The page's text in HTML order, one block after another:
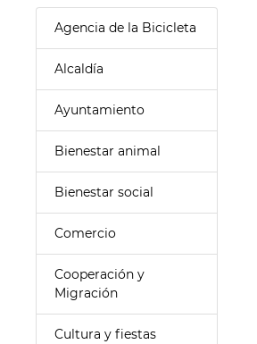
Agencia de la Bicicleta
Alcaldía
Ayuntamiento
Bienestar animal
Bienestar social
Comercio
Cooperación y
Migración
Cultura y fiestas